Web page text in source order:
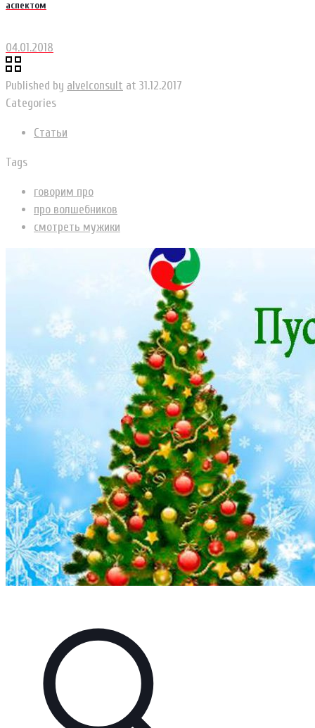
аспектом
04.01.2018
Published by alvelconsult at 31.12.2017
Categories
Статьи
Tags
говорим про
про волшебников
смотреть мужики